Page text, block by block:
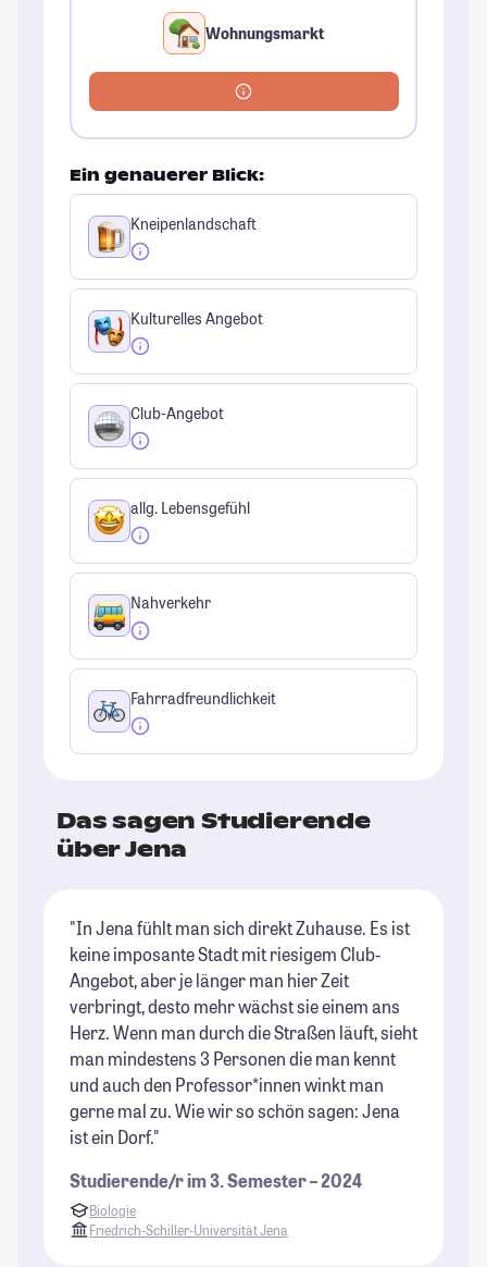
Wohnungsmarkt
Ein genauerer Blick:
Kneipenlandschaft
Kulturelles Angebot
Club-Angebot
allg. Lebensgefühl
Nahverkehr
Fahrradfreundlichkeit
Das sagen Studierende
über Jena
"In Jena fühlt man sich direkt Zuhause. Es ist
keine imposante Stadt mit riesigem Club-
Angebot, aber je länger man hier Zeit
verbringt, desto mehr wächst sie einem ans
Herz. Wenn man durch die Straßen läuft, sieht
man mindestens 3 Personen die man kennt
und auch den Professor*innen winkt man
gerne mal zu. Wie wir so schön sagen: Jena
ist ein Dorf."
Studierende/r im 3. Semester – 2024
Biologie
Friedrich-Schiller-Universität Jena